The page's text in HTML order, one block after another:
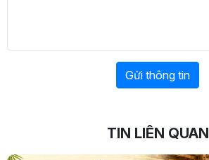
Gửi thông tin
TIN LIÊN QUAN